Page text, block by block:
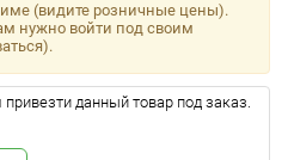
(видите розничные цены).
нужно войти под своим
данный товар под заказ.